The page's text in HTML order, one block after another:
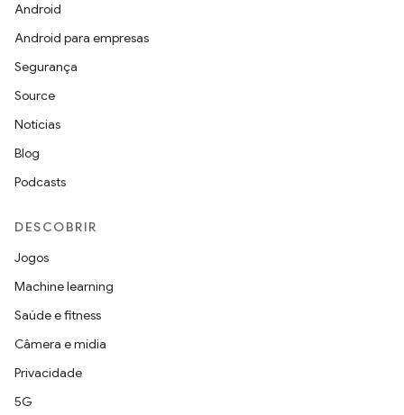
Android
Android para empresas
Segurança
Source
Notícias
Blog
Podcasts
DESCOBRIR
Jogos
Machine learning
Saúde e fitness
Câmera e mídia
Privacidade
5G